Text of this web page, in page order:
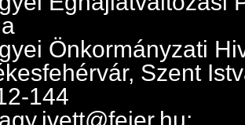
Önkormányzati
Szent
144